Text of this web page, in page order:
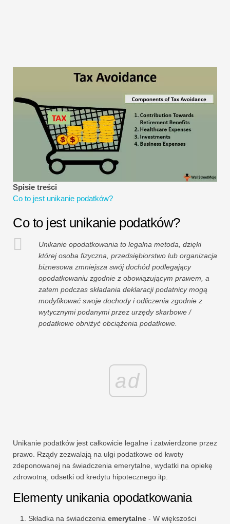
Spisie treści
Co to jest unikanie podatków?
Co to jest unikanie podatków?
Unikanie opodatkowania to legalna metoda, dzięki
której osoba fizyczna, przedsiębiorstwo lub organizacja
biznesowa zmniejsza swój dochód podlegający
opodatkowaniu zgodnie z obowiązującym prawem, a
zatem podczas składania deklaracji podatnicy mogą
modyfikować swoje dochody i odliczenia zgodnie z
wytycznymi podanymi przez urzędy skarbowe /
podatkowe obniżyć obciążenia podatkowe.
ad
Unikanie podatków jest całkowicie legalne i zatwierdzone przez
prawo. Rządy zezwalają na ulgi podatkowe od kwoty
zdeponowanej na świadczenia emerytalne, wydatki na opiekę
zdrowotną, odsetki od kredytu hipotecznego itp.
Elementy unikania opodatkowania
Składka na świadczenia emerytalne - W większości